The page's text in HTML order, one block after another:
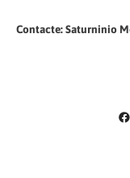
Contacte: Saturninio